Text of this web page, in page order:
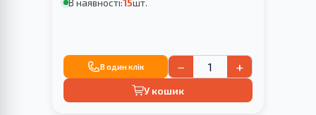
В один клік − +
У кошик